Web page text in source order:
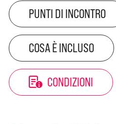
PUNTI DI INCONTRO
COSA È INCLUSO
CONDIZIONI